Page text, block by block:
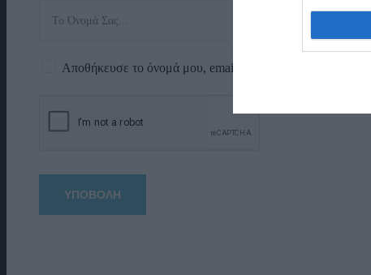
Αποθήκευσε το όνομά μου, email, και τον ιστότοπο μου